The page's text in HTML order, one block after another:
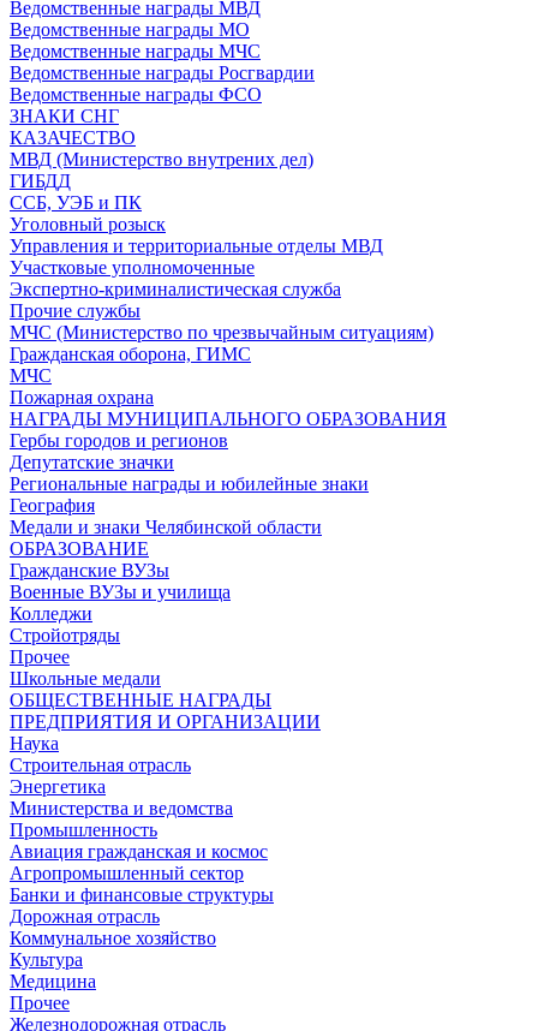
Ведомственные награды МВД
Ведомственные награды МО
Ведомственные награды МЧС
Ведомственные награды Росгвардии
Ведомственные награды ФСО
ЗНАКИ СНГ
КАЗАЧЕСТВО
МВД (Министерство внутрених дел)
ГИБДД
ССБ, УЭБ и ПК
Уголовный розыск
Управления и территориальные отделы МВД
Участковые уполномоченные
Экспертно-криминалистическая служба
Прочие службы
МЧС (Министерство по чрезвычайным ситуациям)
Гражданская оборона, ГИМС
МЧС
Пожарная охрана
НАГРАДЫ МУНИЦИПАЛЬНОГО ОБРАЗОВАНИЯ
Гербы городов и регионов
Депутатские значки
Региональные награды и юбилейные знаки
География
Медали и знаки Челябинской области
ОБРАЗОВАНИЕ
Гражданские ВУЗы
Военные ВУЗы и училища
Колледжи
Стройотряды
Прочее
Школьные медали
ОБЩЕСТВЕННЫЕ НАГРАДЫ
ПРЕДПРИЯТИЯ И ОРГАНИЗАЦИИ
Наука
Строительная отрасль
Энергетика
Министерства и ведомства
Промышленность
Авиация гражданская и космос
Агропромышленный сектор
Банки и финансовые структуры
Дорожная отрасль
Коммунальное хозяйство
Культура
Медицина
Прочее
Железнодорожная отрасль